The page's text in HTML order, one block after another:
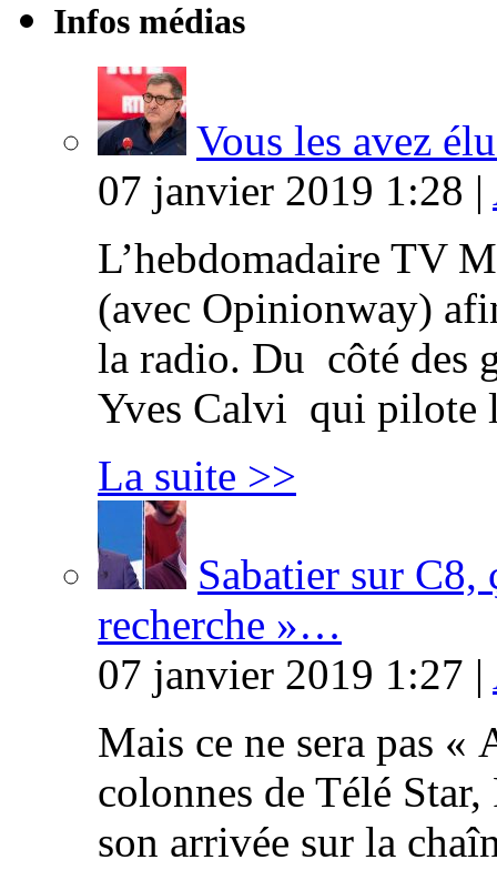
Infos médias
Vous les avez
07 janvier 2019 1:28 |
L’hebdomadaire TV
(avec Opinionway)
la radio. Du côté des
Yves Calvi qui
La suite >>
Sabatier sur C8,
recherche »…
07 janvier 2019 1:27 |
Mais ce ne sera pas «
colonnes de Télé
son arrivée sur la